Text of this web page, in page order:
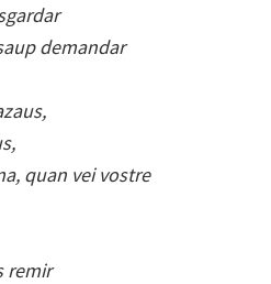
demandar
quan vei vostre
remir